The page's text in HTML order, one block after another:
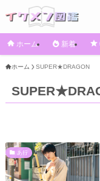
ホーム 新着
ホーム SUPER★DRAGON
あ行